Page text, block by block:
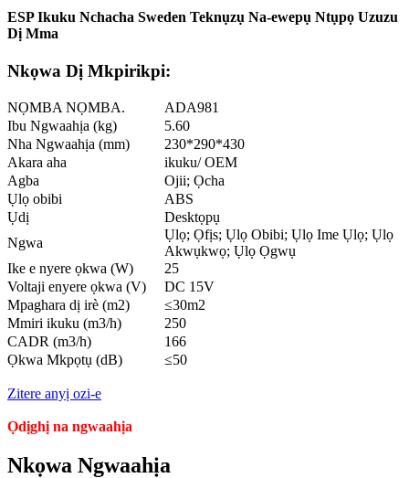
ESP Ikuku Nchacha Sweden Teknụzụ Na-ewepụ Ntụpọ Uzuzu
Dị Mma
Nkọwa Dị Mkpirikpi:
NỌMBA NỌMBA.
ADA981
Ibu Ngwaahịa (kg)
5.60
Nha Ngwaahịa (mm)
230*290*430
Akara aha
ikuku/ OEM
Agba
Ojii; Ọcha
Ụlọ obibi
ABS
Ụdị
Desktọpụ
Ngwa
Ụlọ; Ọfịs; Ụlọ Obibi; Ụlọ Ime Ụlọ; Ụlọ
Akwụkwọ; Ụlọ Ọgwụ
Ike e nyere ọkwa (W)
25
Voltaji enyere ọkwa (V)
DC 15V
Mpaghara dị irè (m2)
≤30m2
Mmiri ikuku (m3/h)
250
CADR (m3/h)
166
Ọkwa Mkpọtụ (dB)
≤50
Zitere anyị ozi-e
Ọdịghị na ngwaahịa
Nkọwa Ngwaahịa